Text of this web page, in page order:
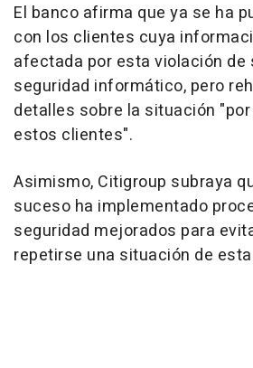
El banco afirma que ya se ha
con los clientes cuya
afectada por esta violación de
seguridad informático, pero
detalles sobre la situación
estos clientes".
Asimismo, Citigroup subraya
suceso ha implementado
seguridad mejorados para
repetirse una situación de